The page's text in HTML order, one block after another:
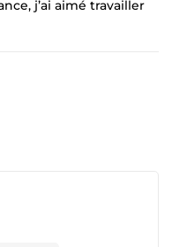
j’ai aimé travailler